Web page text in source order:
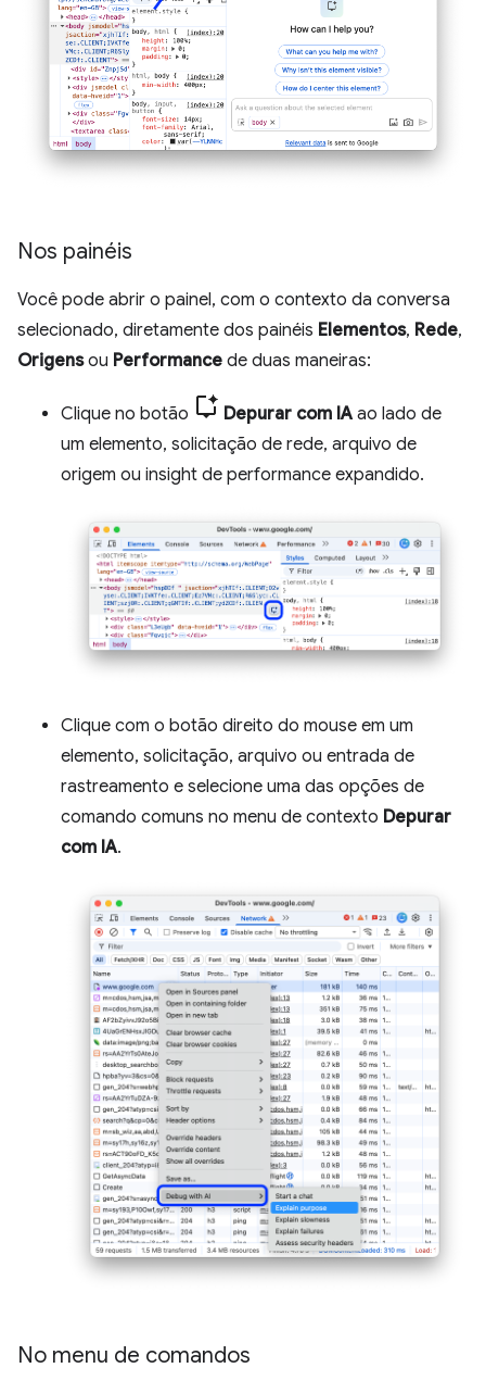
Nos painéis
Você pode abrir o painel, com o contexto da conversa
selecionado, diretamente dos painéis Elementos, Rede,
Origensou Performance de duas maneiras:
Clique no botão Depurar com IA ao lado de
um elemento, solicitação de rede, arquivo de
origem ou insight de performance expandido.
Clique com o botão direito do mouse em um
elemento, solicitação, arquivo ou entrada de
rastreamento e selecione uma das opções de
comando comuns no menu de contexto Depurar
com IA.
No menu de comandos